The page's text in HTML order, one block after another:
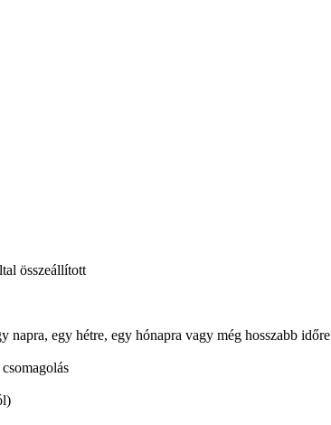
összeállított
napra, egy hétre, egy hónapra vagy még hosszabb